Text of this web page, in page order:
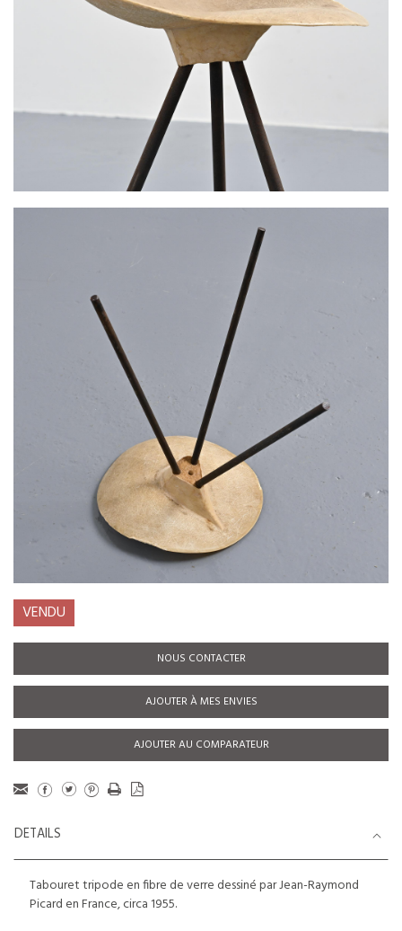
VENDU
NOUS CONTACTER
AJOUTER À MES ENVIES
AJOUTER AU COMPARATEUR
DETAILS
Tabouret tripode en fibre de verre dessiné par Jean-Raymond
Picard en France, circa 1955.